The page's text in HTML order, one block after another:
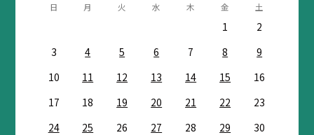
日 月 火 水 木 金 土
1
2
3
4 5 6 7 8
9
10
11 12 13 14 15
16
17
18 19 20 21 22
23
24
25 26 27 28 29 30